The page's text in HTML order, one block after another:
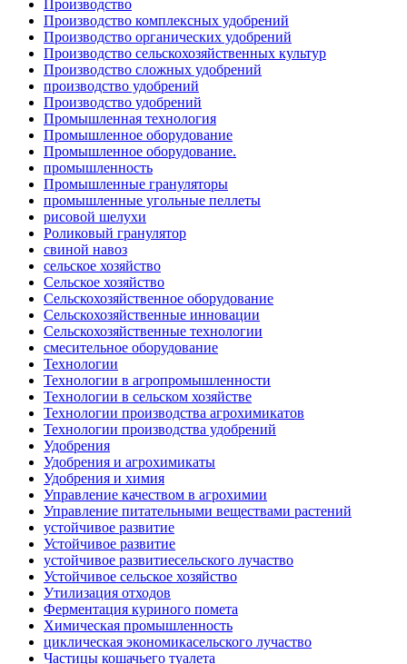
Производство
Производство комплексных удобрений
Производство органических удобрений
Производство сельскохозяйственных культур
Производство сложных удобрений
производство удобрений
Производство удобрений
Промышленная технология
Промышленное оборудование
Промышленное оборудование.
промышленность
Промышленные грануляторы
промышленные угольные пеллеты
рисовой шелухи
Роликовый гранулятор
свиной навоз
сельское хозяйство
Сельское хозяйство
Сельскохозяйственное оборудование
Сельскохозяйственные инновации
Сельскохозяйственные технологии
смесительное оборудование
Технологии
Технологии в агропромышленности
Технологии в сельском хозяйстве
Технологии производства агрохимикатов
Технологии производства удобрений
Удобрения
Удобрения и агрохимикаты
Удобрения и химия
Управление качеством в агрохимии
Управление питательными веществами растений
устойчивое развитие
Устойчивое развитие
устойчивое развитиесельского лучаство
Устойчивое сельское хозяйство
Утилизация отходов
Ферментация куриного помета
Химическая промышленность
циклическая экономикасельского лучаство
Частицы кошачьего туалета